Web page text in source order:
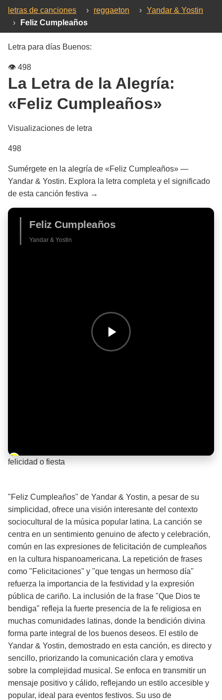
letras de canciones › reggaeton › Yandar & Yostin
›
Feliz Cumpleaños
Letra para días Buenos:
👁️ 498
La Letra de la Alegría:
«Feliz Cumpleaños»
Visualizaciones de letra
498
Sumérgete en la alegría de «Feliz Cumpleaños» —
Yandar & Yostin. Explora la letra completa y el significado
de esta canción festiva →
Feliz Cumpleaños
Yandar & Yostin
Barra de progreso de la reproducción
felicidad o fiesta
"Feliz Cumpleaños" de Yandar & Yostin, a pesar de su
simplicidad, ofrece una visión interesante del contexto
sociocultural de la música popular latina. La canción se
centra en un sentimiento genuino de afecto y celebración,
común en las expresiones de felicitación de cumpleaños
en la cultura hispanoamericana. La repetición de frases
como "Felicitaciones" y "que tengas un hermoso día"
refuerza la importancia de la festividad y la expresión
pública de cariño. La inclusión de la frase "Que Dios te
bendiga" refleja la fuerte presencia de la fe religiosa en
muchas comunidades latinas, donde la bendición divina
forma parte integral de los buenos deseos. El estilo de
Yandar & Yostin, demostrado en esta canción, es directo y
sencillo, priorizando la comunicación clara y emotiva
sobre la complejidad musical. Se enfoca en transmitir un
mensaje positivo y cálido, reflejando un estilo accesible y
popular, ideal para eventos festivos. Su uso de